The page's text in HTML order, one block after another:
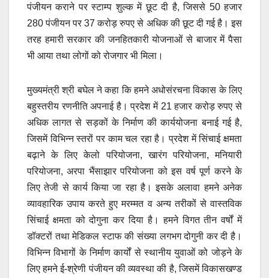
पंजीयन कराने पर स्टाम्प शुल्क में छूट दी है, जिससे 50 हजार
280 पंजीयन पर 37 करोड़ रुपए से अधिक की छूट दी गई है। इस
तरह हमारी सरकार की जनहितकारी योजनाओं से बाजार में पैसा
भी आया तथा लोगों को रोजगार भी मिला।
मुख्यमंत्री श्री बघेल ने कहा कि हमने अधोसंरचना विकास के लिए
बहुस्तरीय रणनीति अपनाई है। प्रदेश में 21 हजार करोड़ रुपए से
अधिक लागत से सड़कों के निर्माण की कार्ययोजना बनाई गई है,
जिसमें विभिन्न स्तरों पर काम चल रहा है। प्रदेश में सिंचाई क्षमता
बढ़ाने के लिए केलो परियोजना, खारंग परियोजना, मनियारी
परियोजना, अरपा भैंसाझार परियोजना को इस वर्ष पूर्ण करने के
लिए तेजी से कार्य किया जा रहा है। इसके अलावा हमने अनेक
व्यावहारिक उपाय करते हुए मरम्मत व अन्य तरीकों से वास्तविक
सिंचाई क्षमता को दोगुना कर दिया है। हमने विगत तीन वर्षों में
डॉक्टरों तथा मेडिकल स्टाफ की संख्या लगभग दोगुनी कर दी है।
विभिन्न विभागों के निर्माण कार्यों से स्थानीय युवाओं को जोड़ने के
लिए हमने ई-श्रेणी पंजीयन की व्यवस्था की है, जिसमें विकासखण्ड